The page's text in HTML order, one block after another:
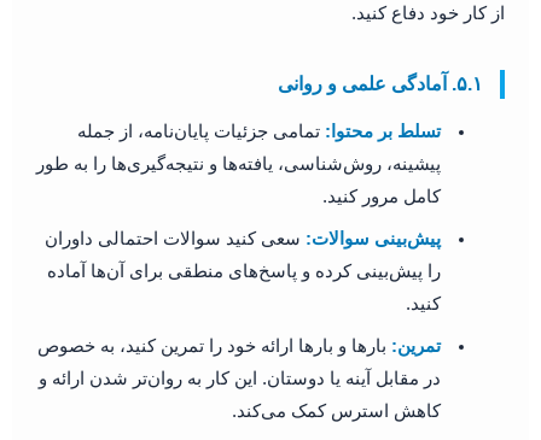
از کار خود دفاع کنید.
۵.۱. آمادگی علمی و روانی
تسلط بر محتوا: تمامی جزئیات پایان‌نامه، از جمله
پیشینه، روش‌شناسی، یافته‌ها و نتیجه‌گیری‌ها را به طور
کامل مرور کنید.
پیش‌بینی سوالات: سعی کنید سوالات احتمالی داوران
را پیش‌بینی کرده و پاسخ‌های منطقی برای آن‌ها آماده
کنید.
تمرین: بارها و بارها ارائه خود را تمرین کنید، به خصوص
در مقابل آینه یا دوستان. این کار به روان‌تر شدن ارائه و
کاهش استرس کمک می‌کند.